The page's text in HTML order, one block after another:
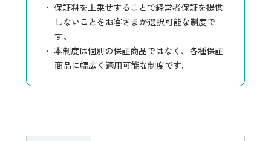
保証料を上乗せすることで経営者保証を提供
しないことをお客さまが選択可能な制度で
す。
本制度は個別の保証商品ではなく、各種保証
商品に幅広く適用可能な制度です。